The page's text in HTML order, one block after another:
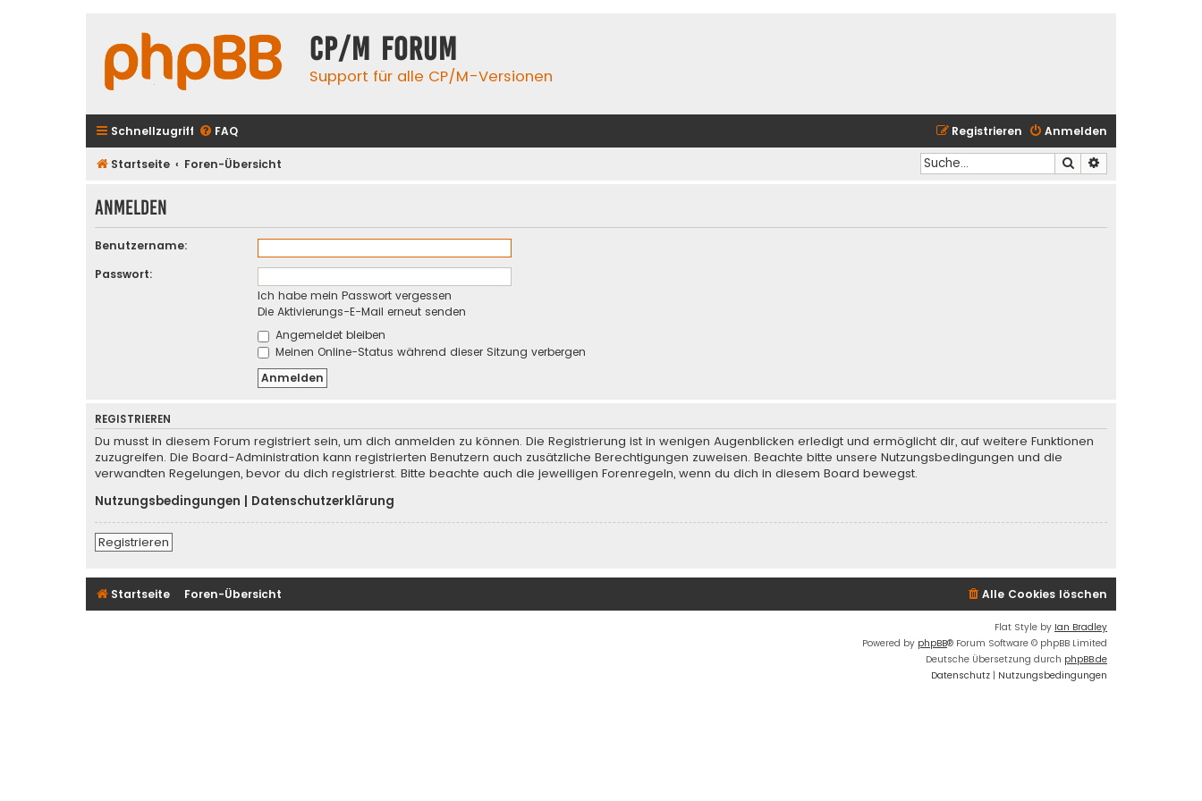
CP/M Forum
Support für alle CP/M-Versionen
Schnellzugriff FAQ Anmelden
Registrieren
Startseite Foren-Übersicht Suche
Anmelden
Benutzername:
Passwort:
Ich habe mein Passwort vergessen
Die Aktivierungs-E-Mail erneut senden
Angemeldet bleiben
Meinen Online-Status während dieser Sitzung verbergen
REGISTRIEREN
Du musst in diesem Forum registriert sein, um dich anmelden zu können. Die Registrierung ist in wenigen Augenblicken erledigt und ermöglicht dir, auf weitere Funktionen
zuzugreifen. Die Board-Administration kann registrierten Benutzern auch zusätzliche Berechtigungen zuweisen. Beachte bitte unsere Nutzungsbedingungen und die
verwandten Regelungen, bevor du dich registrierst. Bitte beachte auch die jeweiligen Forenregeln, wenn du dich in diesem Board bewegst.
Nutzungsbedingungen
Datenschutzerklärung
Registrieren
Startseite Foren-Übersicht Alle Cookies löschen
Flat Style by Ian Bradley
Powered by phpBB® Forum Software © phpBB Limited
Deutsche Übersetzung durch phpBB.de
Datenschutz | Nutzungsbedingungen